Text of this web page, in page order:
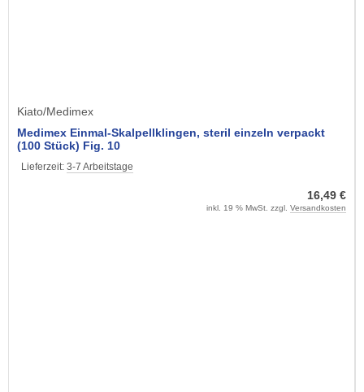
Kiato/Medimex
Medimex Einmal-Skalpellklingen, steril einzeln verpackt
(100 Stück) Fig. 10
Lieferzeit: 3-7 Arbeitstage
16,49 €
inkl. 19 % MwSt. zzgl. Versandkosten